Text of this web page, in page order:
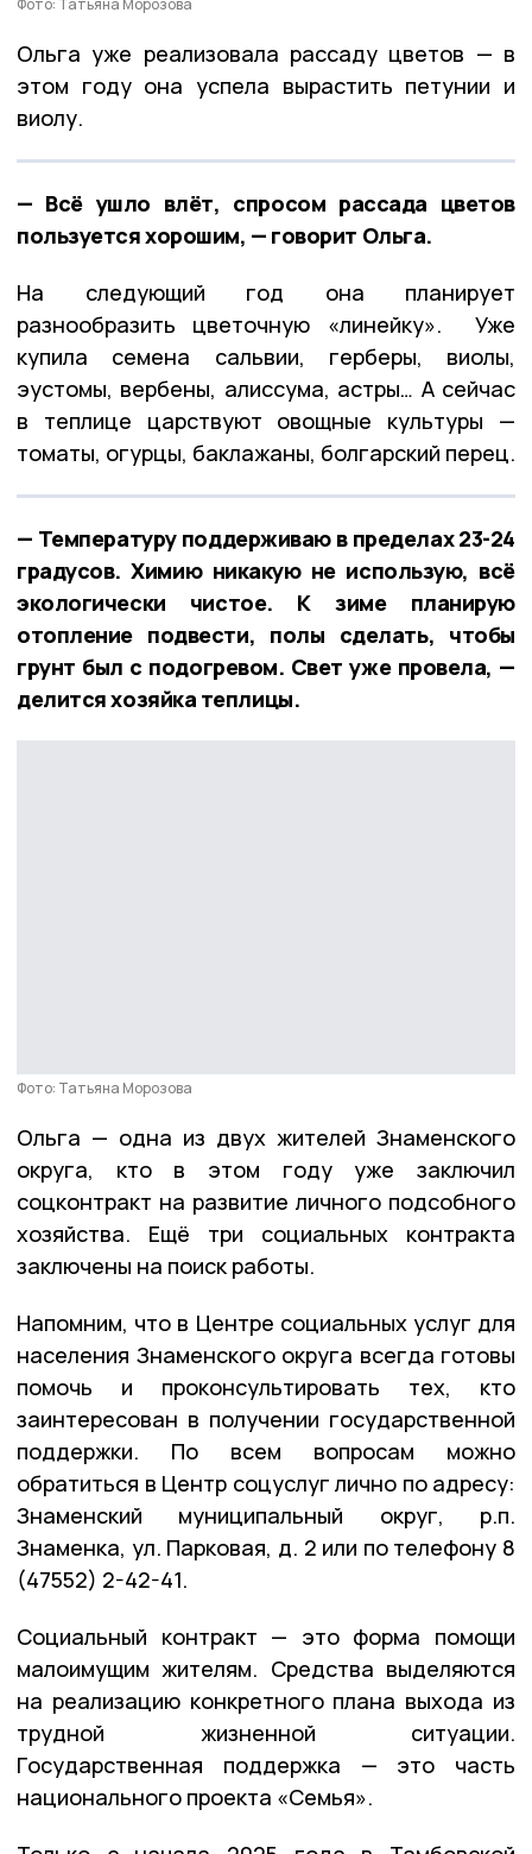
Ольга уже реализовала рассаду цветов — в
этом году она успела вырастить петунии и
виолу.
— Всё ушло влёт, спросом рассада цветов
пользуется хорошим, — говорит Ольга.
На следующий год она планирует
разнообразить цветочную «линейку». Уже
купила семена сальвии, герберы, виолы,
эустомы, вербены, алиссума, астры… А сейчас
в теплице царствуют овощные культуры —
томаты, огурцы, баклажаны, болгарский перец.
— Температуру поддерживаю в пределах 23-24
градусов. Химию никакую не использую, всё
экологически чистое. К зиме планирую
отопление подвести, полы сделать, чтобы
грунт был с подогревом. Свет уже провела, —
делится хозяйка теплицы.
Фото: Татьяна Морозова
Ольга — одна из двух жителей Знаменского
округа, кто в этом году уже заключил
соцконтракт на развитие личного подсобного
хозяйства. Ещё три социальных контракта
заключены на поиск работы.
Напомним, что в Центре социальных услуг для
населения Знаменского округа всегда готовы
помочь и проконсультировать тех, кто
заинтересован в получении государственной
поддержки. По всем вопросам можно
обратиться в Центр соцуслуг лично по адресу:
Знаменский муниципальный округ, р.п.
Знаменка, ул. Парковая, д. 2 или по телефону 8
(47552) 2-42-41.
Социальный контракт — это форма помощи
малоимущим жителям. Средства выделяются
на реализацию конкретного плана выхода из
трудной жизненной ситуации.
Государственная поддержка — это часть
национального проекта «Семья».